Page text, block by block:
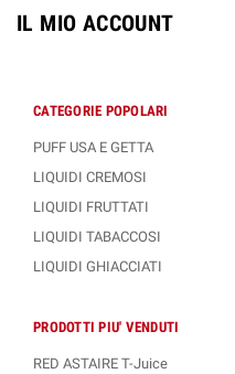
IL MIO ACCOUNT
CATEGORIE POPOLARI
PUFF USA E GETTA
LIQUIDI CREMOSI
LIQUIDI FRUTTATI
LIQUIDI TABACCOSI
LIQUIDI GHIACCIATI
PRODOTTI PIU' VENDUTI
RED ASTAIRE T-Juice